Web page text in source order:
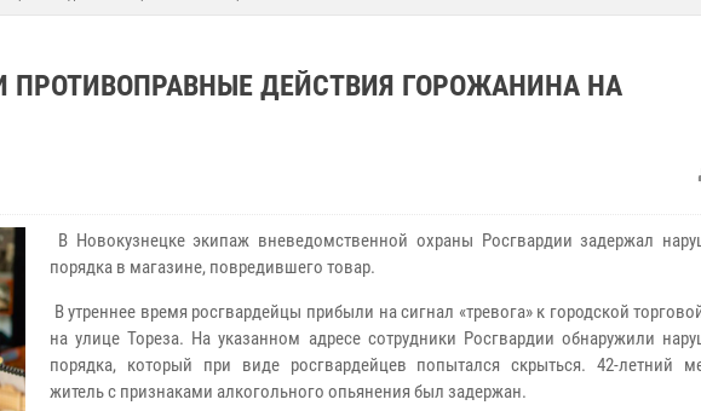
ПРОТИВОПРАВНЫЕ ДЕЙСТВИЯ ГОРОЖАНИНА НА
В Новокузнецке экипаж вневедомственной охраны Росгвардии задержал
порядка в магазине, повредившего товар.
В утреннее время росгвардейцы прибыли на сигнал «тревога» к городской
на улице Тореза. На указанном адресе сотрудники Росгвардии обнаружили
порядка, который при виде росгвардейцев попытался скрыться. 42-летний
житель с признаками алкогольного опьянения был задержан.